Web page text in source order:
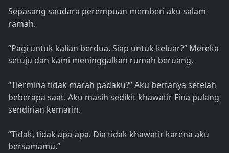
Sepasang saudara perempuan memberi aku salam
ramah.
“Pagi untuk kalian berdua. Siap untuk keluar?” Mereka
setuju dan kami meninggalkan rumah beruang.
“Tiermina tidak marah padaku?” Aku bertanya setelah
beberapa saat. Aku masih sedikit khawatir Fina pulang
sendirian kemarin.
“Tidak, tidak apa-apa. Dia tidak khawatir karena aku
bersamamu.”